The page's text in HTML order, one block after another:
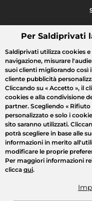
Cosa cerchi?
Tutte le vendite Moda
Per Saldiprivati
Saldiprivati utilizza cookies
navigazione, misurare
suoi clienti migliorando così
cliente pubblicità
Cliccando su « Accetto », il
cookies e alla condivisione
partner. Scegliendo « Rifiuto
personalizzato e solo i
sito saranno utilizzati.
potrà scegliere in base alle
informazioni in merito
modificare le proprie
Per maggiori informazioni
clicca qui.